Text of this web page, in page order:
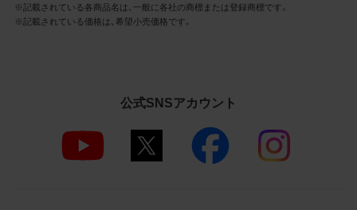
2.利用許諾
の報道・解説に利用する場合に限り商品写
ます。当社からの個別の同意を得た場合を
除き、上記の目的、利用方法以外に商品写真
※記載されている各商品名は、一般に各社の商標または登録商標です。
※記載されている価格は、希望小売価格です。
公式SNSアカウント